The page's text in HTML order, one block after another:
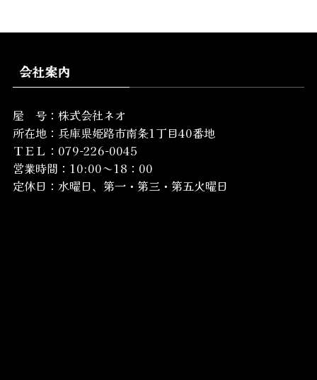
会社案内
屋 号：株式会社ネオ
所在地： 兵庫県姫路市南条1丁目40番地
ＴＥＬ：079-226-0045
営業時間：10:00～18：00
定休日：水曜日、第一・第三・第五火曜日